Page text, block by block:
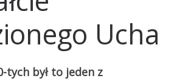
Ucha
tych był to jeden z